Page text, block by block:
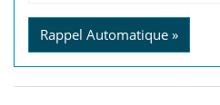
Rappel Automatique »